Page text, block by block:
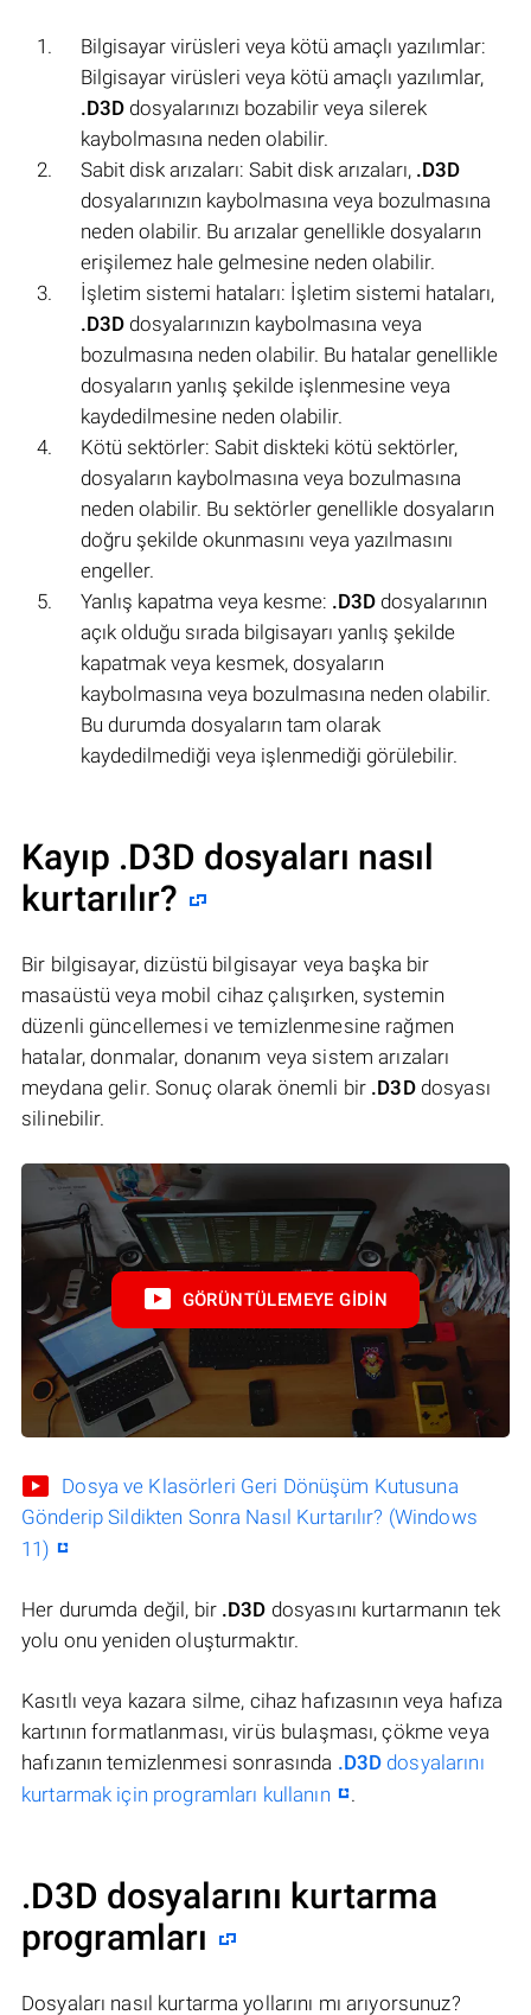
Bilgisayar virüsleri veya kötü amaçlı yazılımlar:
Bilgisayar virüsleri veya kötü amaçlı yazılımlar,
.D3D dosyalarınızı bozabilir veya silerek
kaybolmasına neden olabilir.
Sabit disk arızaları: Sabit disk arızaları, .D3D
dosyalarınızın kaybolmasına veya bozulmasına
neden olabilir. Bu arızalar genellikle dosyaların
erişilemez hale gelmesine neden olabilir.
İşletim sistemi hataları: İşletim sistemi hataları,
.D3D dosyalarınızın kaybolmasına veya
bozulmasına neden olabilir. Bu hatalar genellikle
dosyaların yanlış şekilde işlenmesine veya
kaydedilmesine neden olabilir.
Kötü sektörler: Sabit diskteki kötü sektörler,
dosyaların kaybolmasına veya bozulmasına
neden olabilir. Bu sektörler genellikle dosyaların
doğru şekilde okunmasını veya yazılmasını
engeller.
Yanlış kapatma veya kesme: .D3D dosyalarının
açık olduğu sırada bilgisayarı yanlış şekilde
kapatmak veya kesmek, dosyaların
kaybolmasına veya bozulmasına neden olabilir.
Bu durumda dosyaların tam olarak
kaydedilmediği veya işlenmediği görülebilir.
Kayıp .D3D dosyaları nasıl
kurtarılır?
Bir bilgisayar, dizüstü bilgisayar veya başka bir
masaüstü veya mobil cihaz çalışırken, systemin
düzenli güncellemesi ve temizlenmesine rağmen
hatalar, donmalar, donanım veya sistem arızaları
meydana gelir. Sonuç olarak önemli bir .D3Ddosyası
silinebilir.
GÖRÜNTÜLEMEYE GIDIN
Dosya ve Klasörleri Geri Dönüşüm Kutusuna
Gönderip Sildikten Sonra Nasıl Kurtarılır? (Windows
11)
Her durumda değil, bir .D3D dosyasını kurtarmanın tek
yolu onu yeniden oluşturmaktır.
Kasıtlı veya kazara silme, cihaz hafızasının veya hafıza
kartının formatlanması, virüs bulaşması, çökme veya
hafızanın temizlenmesi sonrasında .D3D dosyalarını
kurtarmak için programları kullanın
.
.D3D dosyalarını kurtarma
programları
Dosyaları nasıl kurtarma yollarını mı arıyorsunuz?